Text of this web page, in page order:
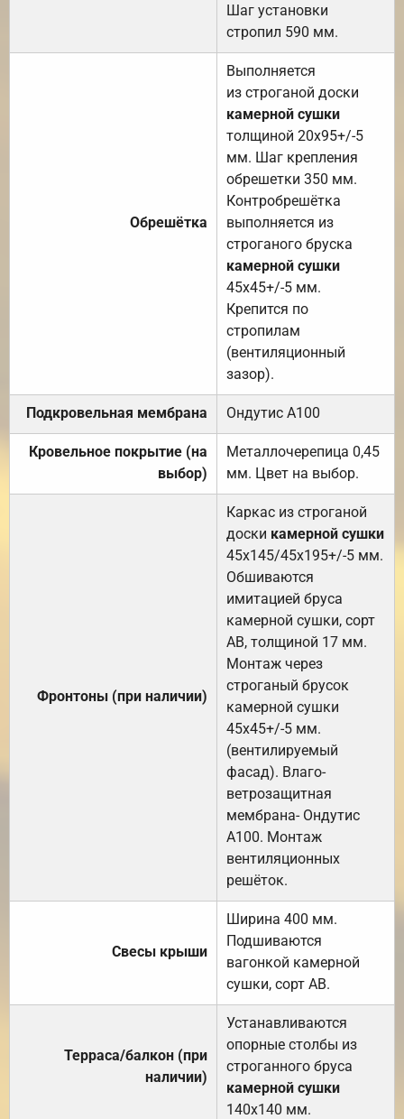
Шаг установки
стропил 590 мм.
Обрешётка
Выполняется
из строганой доски
камерной сушки
толщиной 20х95+/-5
мм. Шаг крепления
обрешетки 350 мм.
Контробрешётка
выполняется из
строганого бруска
камерной сушки
45х45+/-5 мм.
Крепится по
стропилам
(вентиляционный
зазор).
Подкровельная мембрана Ондутис А100
Кровельное покрытие (на
выбор)
Металлочерепица 0,45
мм. Цвет на выбор.
Фронтоны (при наличии)
Каркас из строганой
доски камерной сушки
45х145/45х195+/-5 мм.
Обшиваются
имитацией бруса
камерной сушки, сорт
АВ, толщиной 17 мм.
Монтаж через
строганый брусок
камерной сушки
45х45+/-5 мм.
(вентилируемый
фасад). Влаго-
ветрозащитная
мембрана- Ондутис
А100. Монтаж
вентиляционных
решёток.
Свесы крыши
Ширина 400 мм.
Подшиваются
вагонкой камерной
сушки, сорт АВ.
Терраса/балкон (при
наличии)
Устанавливаются
опорные столбы из
строганного бруса
камерной сушки
140х140 мм.